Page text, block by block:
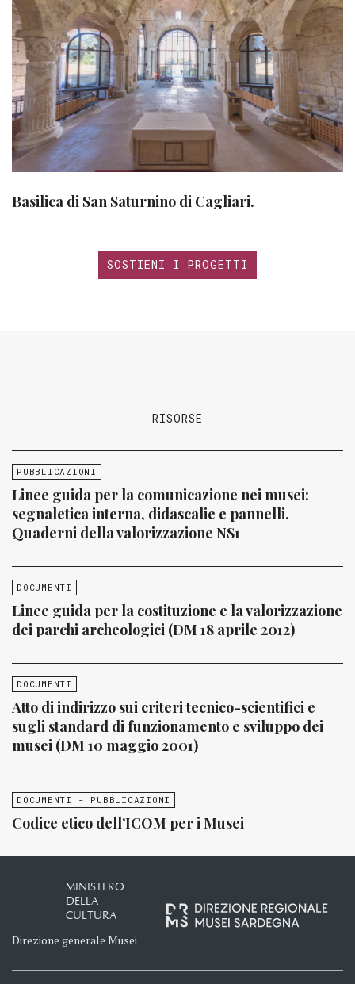
Basilica di San Saturnino di Cagliari.
SOSTIENI I PROGETTI
RISORSE
PUBBLICAZIONI
Linee guida per la comunicazione nei musei:
segnaletica interna, didascalie e pannelli.
Quaderni della valorizzazione NS1
DOCUMENTI
Linee guida per la costituzione e la valorizzazione
dei parchi archeologici (DM 18 aprile 2012)
DOCUMENTI
Atto di indirizzo sui criteri tecnico-scientifici e
sugli standard di funzionamento e sviluppo dei
musei (DM 10 maggio 2001)
DOCUMENTI - PUBBLICAZIONI
Codice etico dell’ICOM per i Musei
MINISTERO
DELLA
CULTURA
Direzione generale Musei